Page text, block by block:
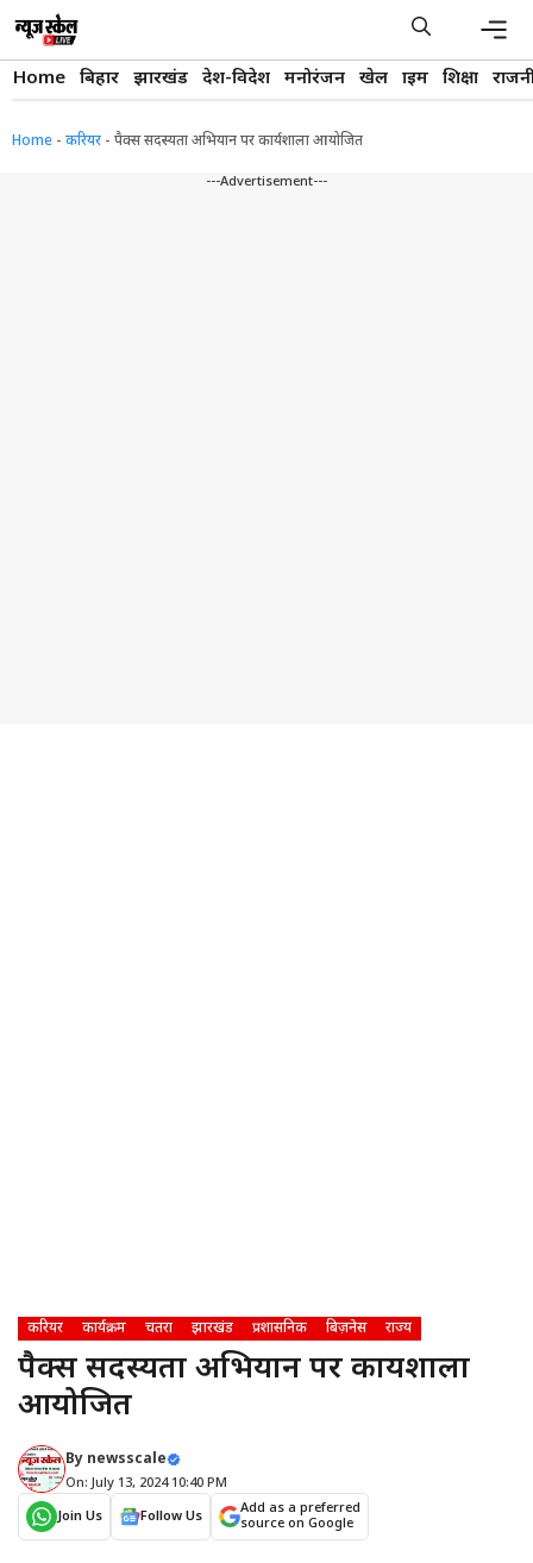
content
Home बिहार झारखंड देश-विदेश मनोरंजन खेल क्राइम शिक्षा
Home - करियर - पैक्स सदस्यता अभियान पर कार्यशाला आयोजित
---Advertisement---
करियर कार्यक्रम चतरा झारखंड प्रशासनिक बिज़नेस राज्य
पैक्स सदस्यता अभियान पर कार्यशाला
आयोजित
By newsscale
On: July 13, 2024 10:40 PM
Join Us
Follow Us
Add as a preferred
source on Google